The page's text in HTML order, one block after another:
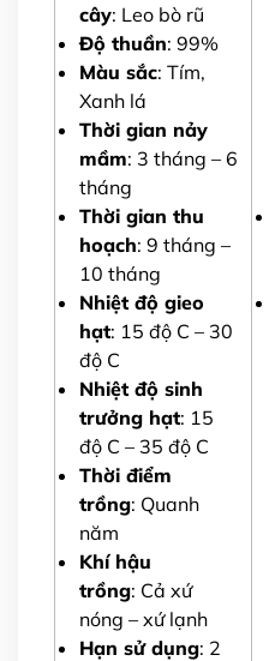
cây: Leo bò rũ
Độ thuần: 99%
Màu sắc: Tím,
Xanh lá
Thời gian nảy
mầm: 3 tháng – 6
tháng
Thời gian thu
hoạch: 9 tháng –
10 tháng
Nhiệt độ gieo
hạt: 15 độ C – 30
độ C
Nhiệt độ sinh
trưởng hạt: 15
độ C – 35 độ C
Thời điểm
trồng: Quanh
năm
Khí hậu
trồng: Cả xứ
nóng – xứ lạnh
Hạn sử dụng: 2